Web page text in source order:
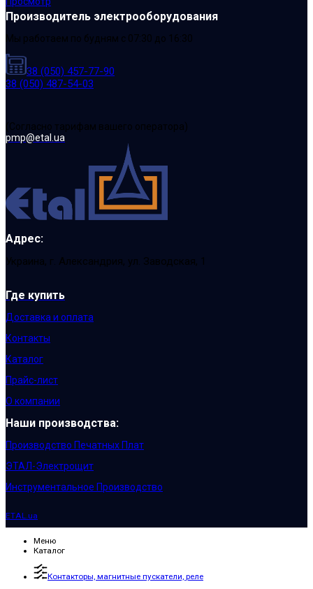
Производитель электрооборудования
Мы работаем по будням с 07:30 до 16:30
38 (050) 457-77-90
38 (050) 487-54-03
(Cогласно тарифам вашего оператора)
pmp@etal.ua
Адрес:
Украина, г. Александрия, ул. Заводская, 1
Где купить
Доставка и оплата
Контакты
Каталог
Прайс-лист
О компании
Наши производства:
Производство Печатных Плат
ЭТАЛ-Электрощит
Инструментальное Производство
ETAL.ua
Меню
Каталог
Контакторы, магнитные пускатели, реле